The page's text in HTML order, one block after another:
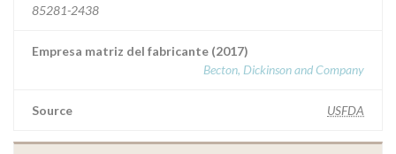
85281-2438
Empresa matriz del fabricante (2017)
Becton, Dickinson and Company
Source USFDA